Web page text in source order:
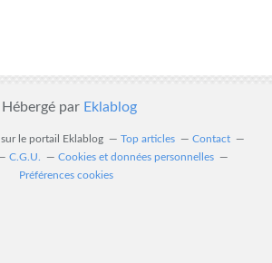
Hébergé par Eklablog
sur le portail Eklablog Top articles
Contact
C.G.U.
Cookies et données personnelles
Préférences cookies